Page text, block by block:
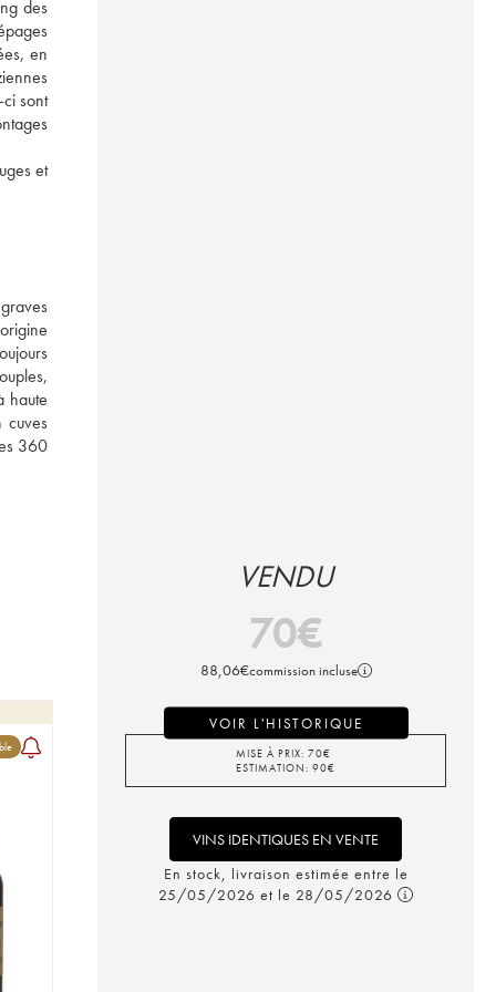
des
en
sont
et
haute
cuves
360
VENDU
70€
88,06€commission incluse
VOIR L'HISTORIQUE
MISE À PRIX: 70€
ESTIMATION: 90€
VINS IDENTIQUES EN VENTE
En stock, livraison estimée entre le
25/05/2026 et le 28/05/2026